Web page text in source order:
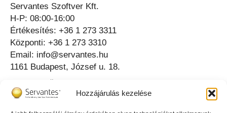
Hozzájárulás kezelése
Servantes Szoftver Kft.
H-P: 08:00-16:00
Értékesítés: +36 1 273 3311
Központi: +36 1 273 3310
Email: info@servantes.hu
1161 Budapest, József u. 18.
Online Ügyfélszolgálat ⟶